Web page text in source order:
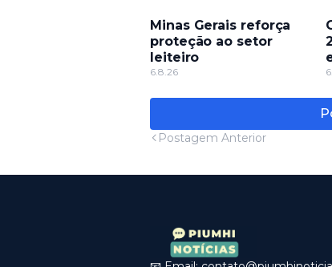
Minas Gerais reforça
proteção ao setor
leiteiro
6.8.26
Postagem Anterior